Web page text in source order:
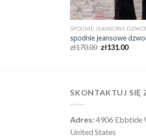
SPODNIE JEANSOWE
spodnie jeansowe
zł170.00 zł131.00
SKONTAKTUJ SIĘ
Adres:4906 Ebbtide
United States